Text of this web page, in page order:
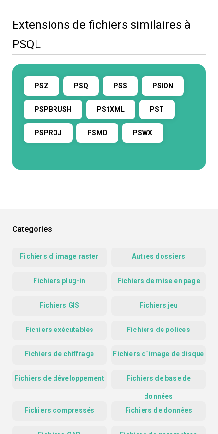
Extensions de fichiers similaires à
PSQL
PSZ PSQ PSS PSION
PSPBRUSH PS1XML PST
PSPROJ PSMD PSWX
Categories
Fichiers d`image raster Autres dossiers
Fichiers plug-in Fichiers de mise en page
Fichiers GIS Fichiers jeu
Fichiers exécutables Fichiers de polices
Fichiers de chiffrage Fichiers d`image de disque
Fichiers de développement Fichiers de base de
données
Fichiers compressés
Fichiers de données